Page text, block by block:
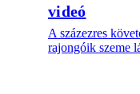
videó
A százezres
rajongóik szeme